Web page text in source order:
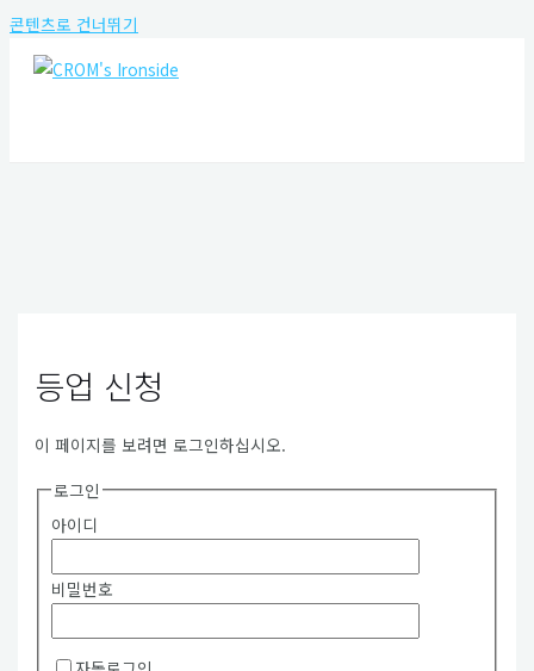
콘텐츠로 건너뛰기
등업 신청
이 페이지를 보려면 로그인하십시오.
로그인
아이디
비밀번호